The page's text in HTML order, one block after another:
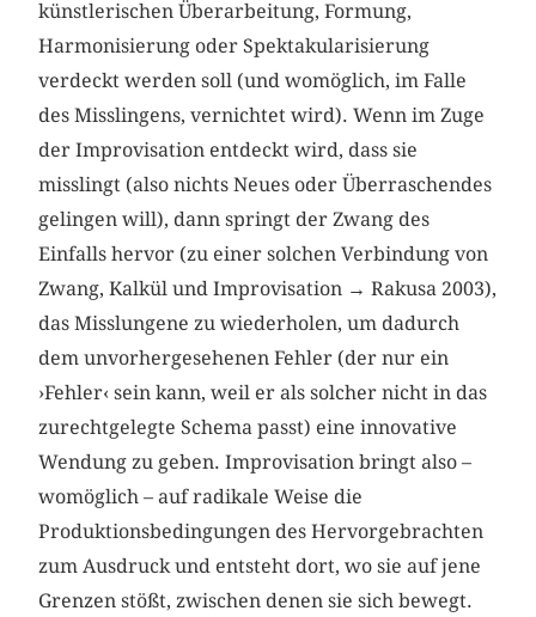
künstlerischen Überarbeitung, Formung,
Harmonisierung oder Spektakularisierung
verdeckt werden soll (und womöglich, im Falle
des Misslingens, vernichtet wird). Wenn im Zuge
der Improvisation entdeckt wird, dass sie
misslingt (also nichts Neues oder Überraschendes
gelingen will), dann springt der Zwang des
Einfalls hervor (zu einer solchen Verbindung von
Zwang, Kalkül und Improvisation → Rakusa 2003),
das Misslungene zu wiederholen, um dadurch
dem unvorhergesehenen Fehler (der nur ein
›Fehler‹ sein kann, weil er als solcher nicht in das
zurechtgelegte Schema passt) eine innovative
Wendung zu geben. Improvisation bringt also –
womöglich – auf radikale Weise die
Produktionsbedingungen des Hervorgebrachten
zum Ausdruck und entsteht dort, wo sie auf jene
Grenzen stößt, zwischen denen sie sich bewegt.